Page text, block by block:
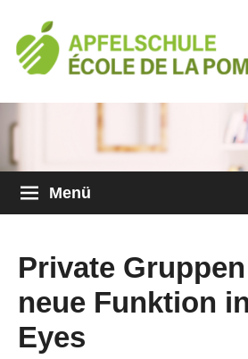
Menü
Private
neue Funktion
Eyes